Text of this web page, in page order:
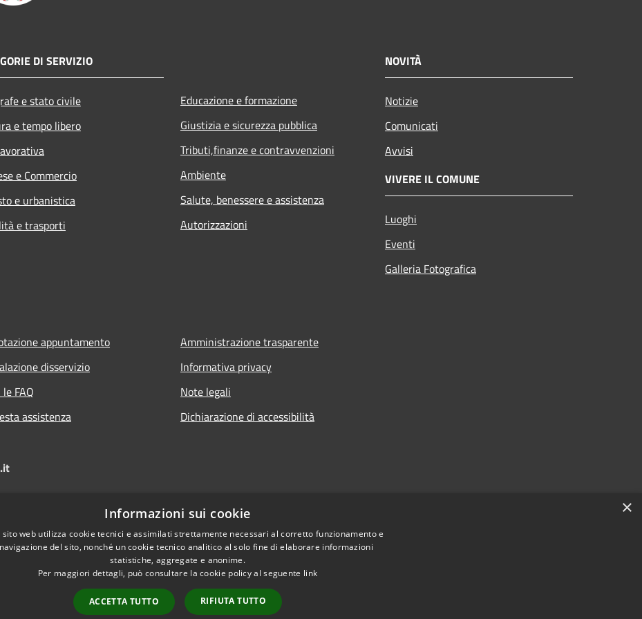
DI SERVIZIO
e stato civile
e tempo libero
e Commercio
e urbanistica
e trasporti
Educazione e formazione
Giustizia e sicurezza pubblica
Tributi,finanze e contravvenzioni
Ambiente
Salute, benessere e assistenza
Autorizzazioni
NOVITÀ
Notizie
Comunicati
Avvisi
VIVERE IL COMUNE
Luoghi
Eventi
Galleria Fotografica
appuntamento
disservizio
FAQ
assistenza
Amministrazione trasparente
Informativa privacy
Note legali
Dichiarazione di accessibilità
Copyright © 2026 • Comune di Olmo al Brembo • Powered by
×
Informazioni sui cookie
sito web utilizza cookie tecnici e assimilati strettamente necessari al corretto funzionamento e
del sito, nonché un cookie tecnico analitico al solo fine di elaborare informazioni
statistiche, aggregate e anonime.
Per maggiori dettagli, può consultare la cookie policy al seguente link
ACCETTA TUTTO RIFIUTA TUTTO